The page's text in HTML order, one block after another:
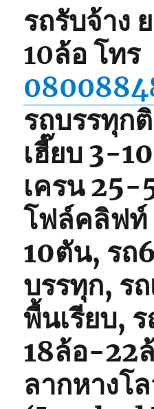
0825566214,
080062848
รถรับจ้าง
10ล้อ โทร
รถบรรทุก
เฮี๊ยบ 3-
เครน 25-
โฟล์คลิฟท์
10ตัน, รถ
บรรทุก, ร
พื้นเรียบ,
18ล้อ-22
ลากหางโ